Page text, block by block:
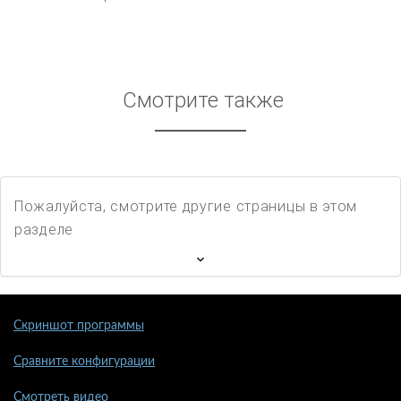
Смотрите также
Пожалуйста, смотрите другие страницы в этом
разделе
Скриншот программы
Сравните конфигурации
Смотреть видео